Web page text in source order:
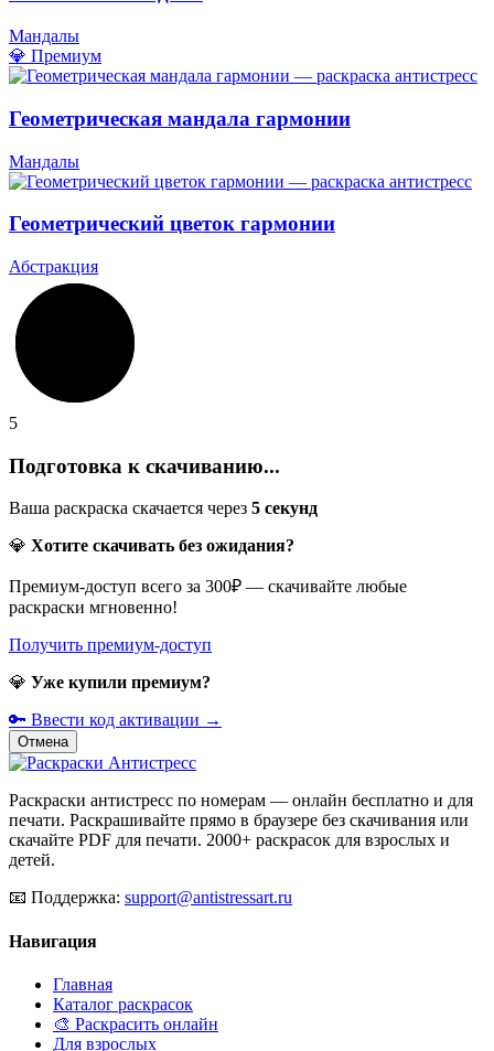
Мандалы
💎 Премиум
Геометрическая мандала гармонии
Мандалы
Геометрический цветок гармонии
Абстракция
5
Подготовка к скачиванию...
Ваша раскраска скачается через 5 секунд
💎 Хотите скачивать без ожидания?
Премиум-доступ всего за 300₽ — скачивайте любые
раскраски мгновенно!
Получить премиум-доступ
💎 Уже купили премиум?
🔑 Ввести код активации →
Отмена
Раскраски антистресс по номерам — онлайн бесплатно и для
печати. Раскрашивайте прямо в браузере без скачивания или
скачайте PDF для печати. 2000+ раскрасок для взрослых и
детей.
📧 Поддержка: support@antistressart.ru
Навигация
Главная
Каталог раскрасок
🎨 Раскрасить онлайн
Для взрослых